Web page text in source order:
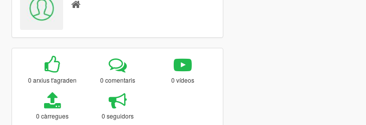
0 arxius t'agraden 0 comentaris 0 vídeos
0 càrregues 0 seguidors